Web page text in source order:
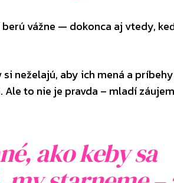
vážne — dokonca aj vtedy,
neželajú, aby ich mená a
to nie je pravda – mladí
ako keby sa